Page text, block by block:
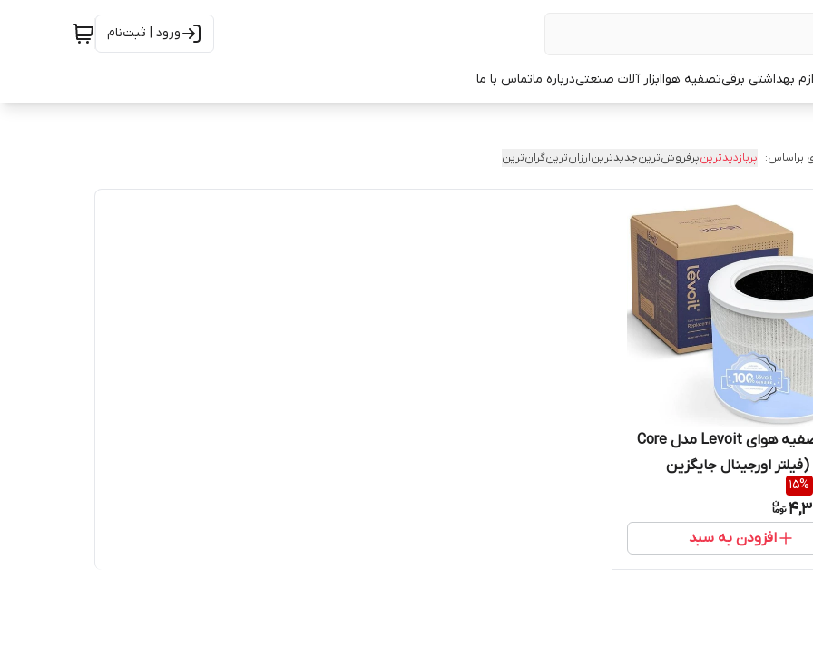
ورود | ثبت‌نام
بهداشتی برقیتصفیه هواابزار آلات صنعتیدرباره ماتماس با ما
براساس: پربازدیدترینپرفروش‌ترینجدیدترینارزان‌ترینگران‌ترین
فیلتر تصفیه هوای Levoit مدل Core
Mini-P (فیلتر اورجینال جایگزین
15%
افزودن به سبد